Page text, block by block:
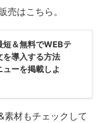
売はこちら。
短＆無料でWEBテ
を導入する方法
ューを掲載しよ
素材もチェックして